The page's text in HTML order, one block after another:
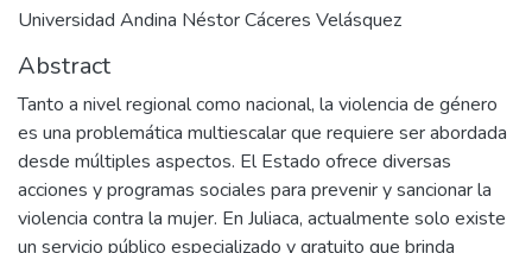
Universidad Andina Néstor Cáceres Velásquez
Abstract
Tanto a nivel regional como nacional, la violencia de género
es una problemática multiescalar que requiere ser abordada
desde múltiples aspectos. El Estado ofrece diversas
acciones y programas sociales para prevenir y sancionar la
violencia contra la mujer. En Juliaca, actualmente solo existe
un servicio público especializado y gratuito que brinda